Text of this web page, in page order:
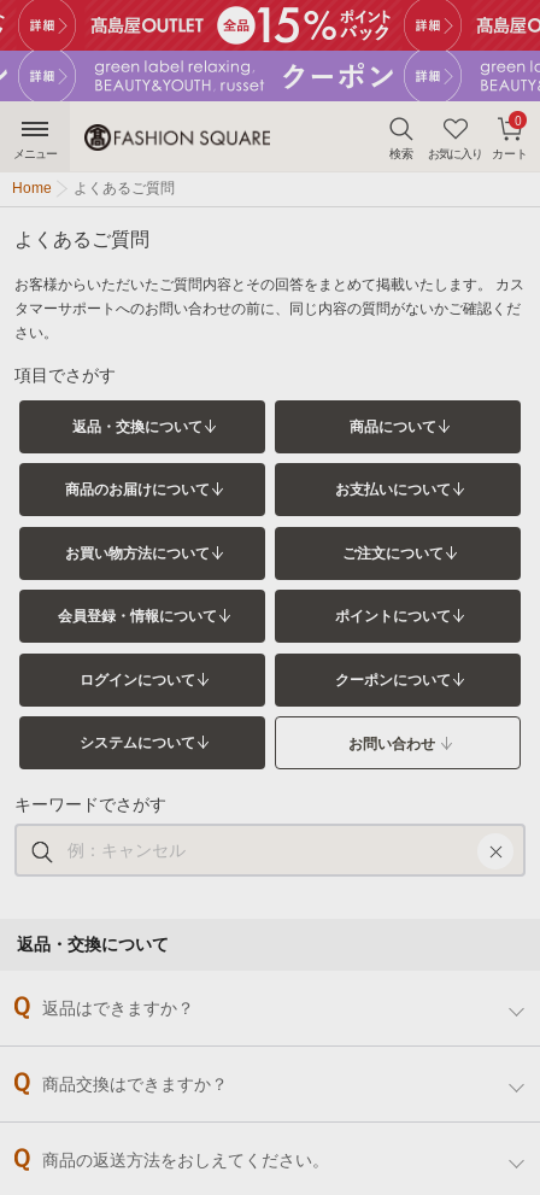
検索 お気に入り カート
0
メニュー
Home よくあるご質問
よくあるご質問
お客様からいただいたご質問内容とその回答をまとめて掲載いたします。
カス
タマーサポートへのお問い合わせの前に、同じ内容の質問がないかご確認くだ
さい。
項目でさがす
返品・交換について 商品について
商品のお届けについて お支払いについて
お買い物方法について ご注文について
会員登録・情報について ポイントについて
ログインについて クーポンについて
システムについて お問い合わせ
キーワードでさがす
返品・交換について
返品はできますか？
商品交換はできますか？
商品の返送方法をおしえてください。